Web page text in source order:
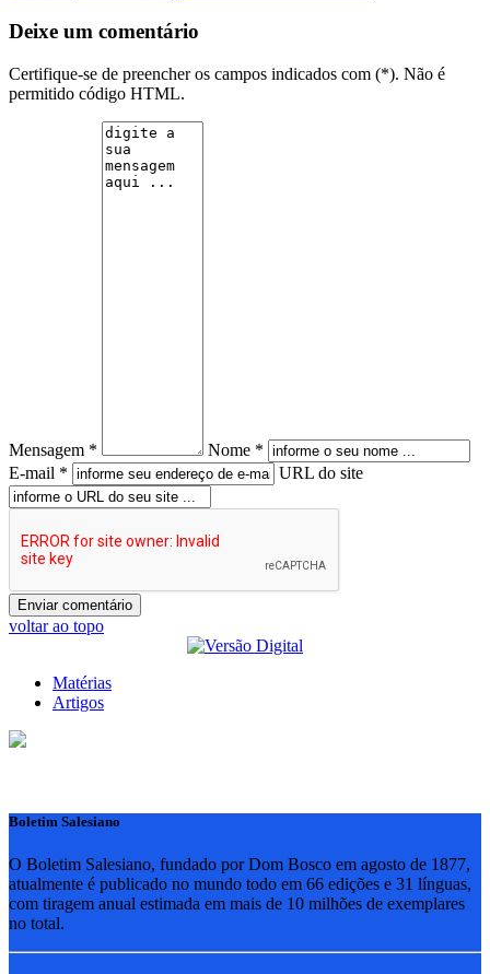
Deixe um comentário
Certifique-se de preencher os campos indicados com (*). Não é
permitido código HTML.
Mensagem *
Nome *
E-mail *
URL do site
voltar ao topo
Matérias
Artigos
Boletim Salesiano
O Boletim Salesiano, fundado por Dom Bosco em agosto de 1877,
atualmente é publicado no mundo todo em 66 edições e 31 línguas,
com tiragem anual estimada em mais de 10 milhões de exemplares
no total.